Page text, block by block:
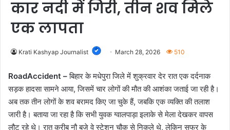
कार नदी में गिरी, तीन शव मिले
एक लापता
Krati Kashyap Journalist March 28, 2026 510
RoadAccident –बिहार के मधेपुरा जिले में शुक्रवार देर रात एक दर्दनाक
सड़क हादसा सामने आया, जिसमें चार लोगों की मौत की आशंका जताई जा रही है।
अब तक तीन लोगों के शव बरामद किए जा चुके हैं, जबकि एक व्यक्ति की तलाश
जारी है। बताया जा रहा है कि सभी युवक ग्वालपाड़ा इलाके से मेला देखकर वापस
लौट रहे थे। रात करीब नौ बजे वे स्टेशन चौक से निकले थे, लेकिन सफर के